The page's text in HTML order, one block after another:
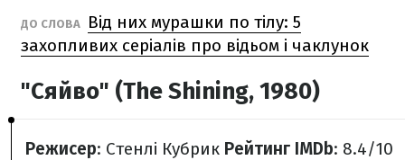
ДО СЛОВА
Від них мурашки по тілу: 5
захопливих серіалів про відьом і чаклунок
"Сяйво" (The Shining, 1980)
Режисер: Стенлі Кубрик Рейтинг IMDb: 8.4/10